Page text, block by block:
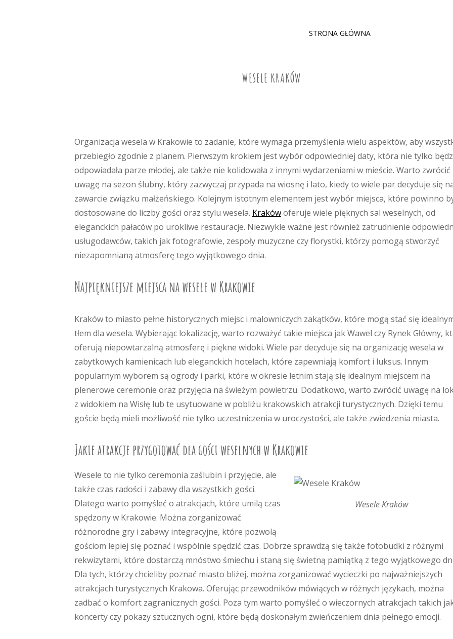
SKIP
STRONA GŁÓWNA
WESELE KRAKÓW
Organizacja wesela w Krakowie to zadanie, które wymaga przemyślenia wielu aspektów, aby
przebiegło zgodnie z planem. Pierwszym krokiem jest wybór odpowiedniej daty, która nie tylko
odpowiadała parze młodej, ale także nie kolidowała z innymi wydarzeniami w mieście. Warto zwrócić
uwagę na sezon ślubny, który zazwyczaj przypada na wiosnę i lato, kiedy to wiele par decyduje się
zawarcie związku małżeńskiego. Kolejnym istotnym elementem jest wybór miejsca, które powinno
dostosowane do liczby gości oraz stylu wesela. Krakówoferuje wiele pięknych sal weselnych, od
eleganckich pałaców po urokliwe restauracje. Niezwykle ważne jest również zatrudnienie
usługodawców, takich jak fotografowie, zespoły muzyczne czy florystki, którzy pomogą stworzyć
niezapomnianą atmosferę tego wyjątkowego dnia.
Najpiękniejsze miejsca na wesele w Krakowie
Kraków to miasto pełne historycznych miejsc i malowniczych zakątków, które mogą stać się
tłem dla wesela. Wybierając lokalizację, warto rozważyć takie miejsca jak Wawel czy Rynek Główny,
oferują niepowtarzalną atmosferę i piękne widoki. Wiele par decyduje się na organizację wesela w
zabytkowych kamienicach lub eleganckich hotelach, które zapewniają komfort i luksus. Innym
popularnym wyborem są ogrody i parki, które w okresie letnim stają się idealnym miejscem na
plenerowe ceremonie oraz przyjęcia na świeżym powietrzu. Dodatkowo, warto zwrócić uwagę na
z widokiem na Wisłę lub te usytuowane w pobliżu krakowskich atrakcji turystycznych. Dzięki temu
goście będą mieli możliwość nie tylko uczestniczenia w uroczystości, ale także zwiedzenia miasta.
Jakie atrakcje przygotować dla gości weselnych w Krakowie
Wesele Kraków
Wesele to nie tylko ceremonia zaślubin i przyjęcie, ale
także czas radości i zabawy dla wszystkich gości.
Dlatego warto pomyśleć o atrakcjach, które umilą czas
spędzony w Krakowie. Można zorganizować
różnorodne gry i zabawy integracyjne, które pozwolą
gościom lepiej się poznać i wspólnie spędzić czas. Dobrze sprawdzą się także fotobudki z różnymi
rekwizytami, które dostarczą mnóstwo śmiechu i staną się świetną pamiątką z tego wyjątkowego
Dla tych, którzy chcieliby poznać miasto bliżej, można zorganizować wycieczki po najważniejszych
atrakcjach turystycznych Krakowa. Oferując przewodników mówiących w różnych językach, można
zadbać o komfort zagranicznych gości. Poza tym warto pomyśleć o wieczornych atrakcjach takich
koncerty czy pokazy sztucznych ogni, które będą doskonałym zwieńczeniem dnia pełnego emocji.